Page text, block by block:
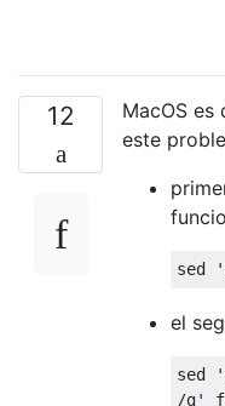
12
MacOS
este
el
sed